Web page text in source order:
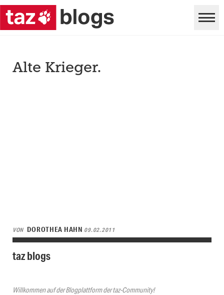
Alte Krieger.
VON DOROTHEA HAHN 09.02.2011
taz blogs
Willkommen auf der Blogplattform der taz-Community!